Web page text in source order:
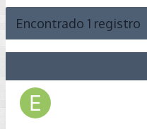
Encontrado 1 registro